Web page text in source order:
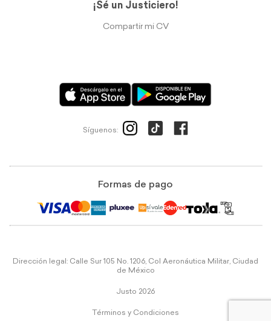
¡Sé un Justiciero!
Compartir mi CV
Síguenos:
Formas de pago
Dirección legal: Calle Sur 105 No. 1206, Col Aeronáutica Militar, Ciudad
de México
Justo 2026
Términos y Condiciones